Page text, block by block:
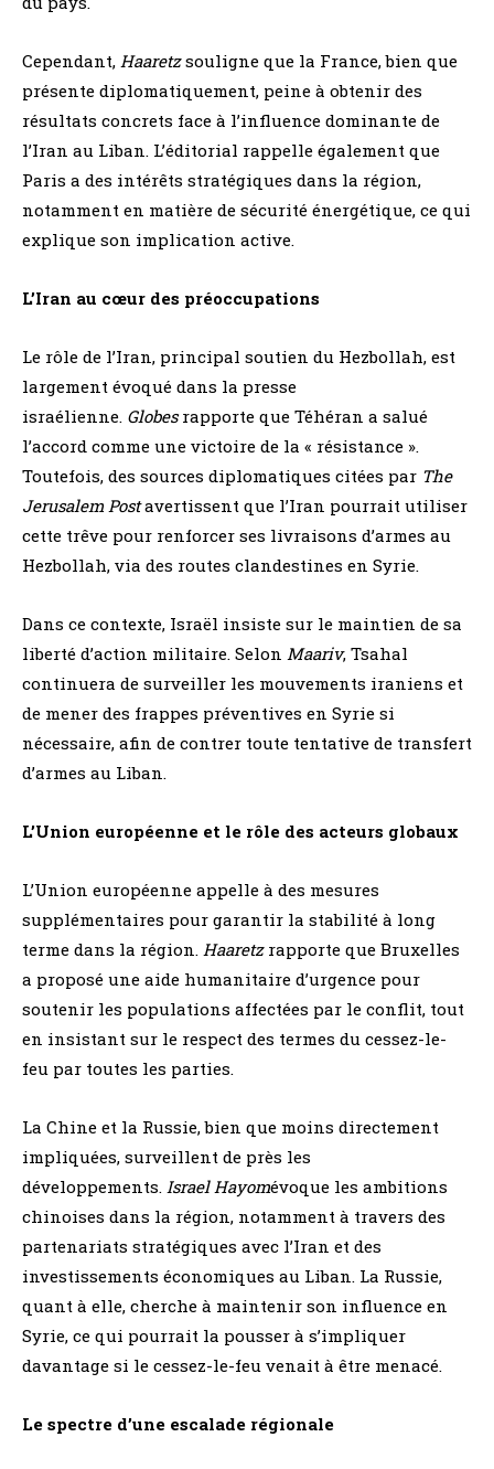
Cependant, Haaretzsouligne que la France, bien que
présente diplomatiquement, peine à obtenir des
résultats concrets face à l’influence dominante de
l’Iran au Liban. L’éditorial rappelle également que
Paris a des intérêts stratégiques dans la région,
notamment en matière de sécurité énergétique, ce qui
explique son implication active.
L’Iran au cœur des préoccupations
Le rôle de l’Iran, principal soutien du Hezbollah, est
largement évoqué dans la presse
israélienne. Globesrapporte que Téhéran a salué
l’accord comme une victoire de la « résistance ».
Toutefois, des sources diplomatiques citées par The
Jerusalem Postavertissent que l’Iran pourrait utiliser
cette trêve pour renforcer ses livraisons d’armes au
Hezbollah, via des routes clandestines en Syrie.
Dans ce contexte, Israël insiste sur le maintien de sa
liberté d’action militaire. Selon Maariv, Tsahal
continuera de surveiller les mouvements iraniens et
de mener des frappes préventives en Syrie si
nécessaire, afin de contrer toute tentative de transfert
d’armes au Liban.
L’Union européenne et le rôle des acteurs globaux
L’Union européenne appelle à des mesures
supplémentaires pour garantir la stabilité à long
terme dans la région. Haaretzrapporte que Bruxelles
a proposé une aide humanitaire d’urgence pour
soutenir les populations affectées par le conflit, tout
en insistant sur le respect des termes du cessez-le-
feu par toutes les parties.
La Chine et la Russie, bien que moins directement
impliquées, surveillent de près les
développements. Israel Hayomévoque les ambitions
chinoises dans la région, notamment à travers des
partenariats stratégiques avec l’Iran et des
investissements économiques au Liban. La Russie,
quant à elle, cherche à maintenir son influence en
Syrie, ce qui pourrait la pousser à s’impliquer
davantage si le cessez-le-feu venait à être menacé.
Le spectre d’une escalade régionale